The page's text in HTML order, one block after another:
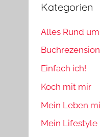
Kategorien
Alles Rund
Einfach ich!
Koch mit mir
Mein Leben
Mein Lifestyle